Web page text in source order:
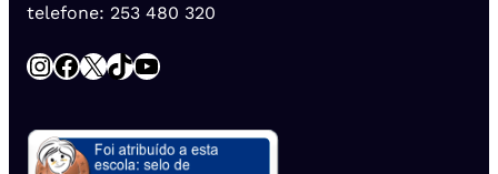
telefone: 253 480 320
InstagramFacebook X TikTok YouTube